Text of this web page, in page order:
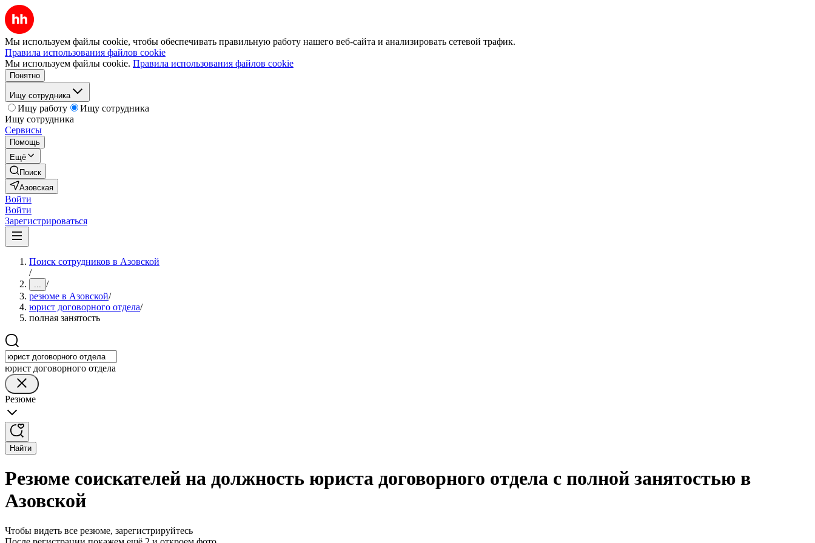
Мы используем файлы cookie, чтобы обеспечивать правильную работу нашего веб-сайта и анализировать сетевой трафик.
Правила использования файлов cookie
Мы используем файлы cookie. Правила использования файлов cookie
Понятно
Ищу сотрудника
Ищу работу
Ищу сотрудника
Ищу сотрудника
Сервисы
Помощь
Ещё
Поиск
Азовская
Войти
Войти
Зарегистрироваться
Поиск сотрудников в Азовской
/
... /
резюме в Азовской/
юрист договорного отдела/
полная занятость
юрист договорного отдела
Резюме
Найти
Резюме соискателей на должность юриста договорного отдела с полной занятостью в
Азовской
Чтобы видеть все резюме, зарегистрируйтесь